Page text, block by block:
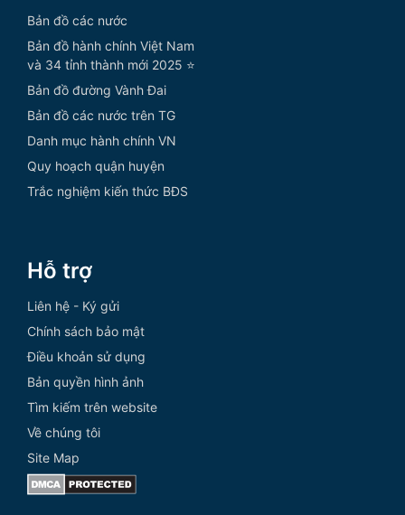
Bản đồ các nước
Bản đồ hành chính Việt Nam
và 34 tỉnh thành mới 2025 ⭐
Bản đồ đường Vành Đai
Bản đồ các nước trên TG
Danh mục hành chính VN
Quy hoạch quận huyện
Trắc nghiệm kiến thức BĐS
Hỗ trợ
Liên hệ - Ký gửi
Chính sách bảo mật
Điều khoản sử dụng
Bản quyền hình ảnh
Tìm kiếm trên website
Về chúng tôi
Site Map